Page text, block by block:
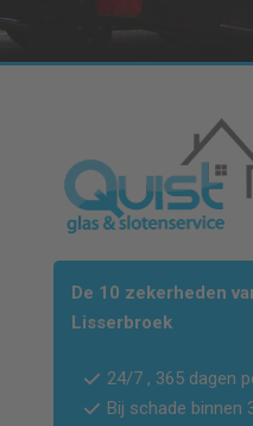
De 10 zekerheden
Lisserbroek
24/7 , 365 dagen
Bij schade binnen